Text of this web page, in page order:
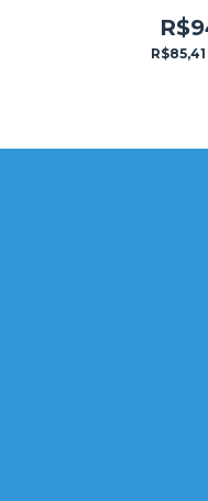
R$85,41